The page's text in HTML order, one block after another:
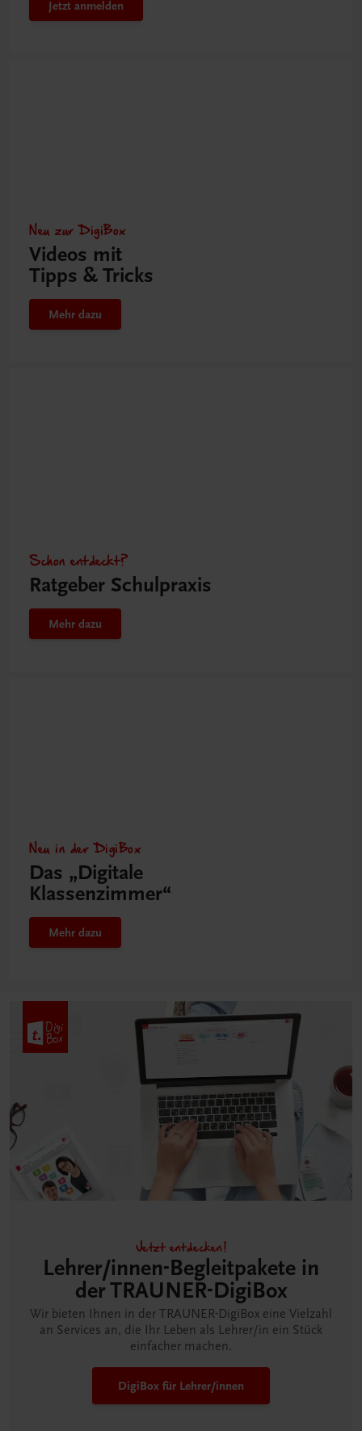
Jetzt anmelden
Neu zur DigiBox
Videos mit
Tipps & Tricks
Mehr dazu
Schon entdeckt?
Ratgeber Schulpraxis
Mehr dazu
Neu in der DigiBox
Das „Digitale
Klassenzimmer“
Mehr dazu
Jetzt entdecken!
Lehrer/innen-Begleitpakete in
der TRAUNER-DigiBox
Wir bieten Ihnen in der TRAUNER-DigiBox eine Vielzahl
an Services an, die Ihr Leben als Lehrer/in ein Stück
einfacher machen.
DigiBox für Lehrer/innen